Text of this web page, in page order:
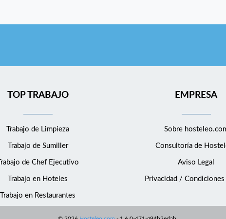
TOP TRABAJO
Trabajo de Limpieza
Trabajo de Sumiller
Trabajo de Chef Ejecutivo
Trabajo en Hoteles
Trabajo en Restaurantes
EMPRESA
Sobre
Consultoría de
Aviso Legal
Privacidad / Condiciones